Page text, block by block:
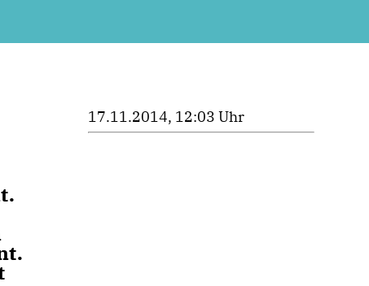
17.11.2014, 12:03 Uhr